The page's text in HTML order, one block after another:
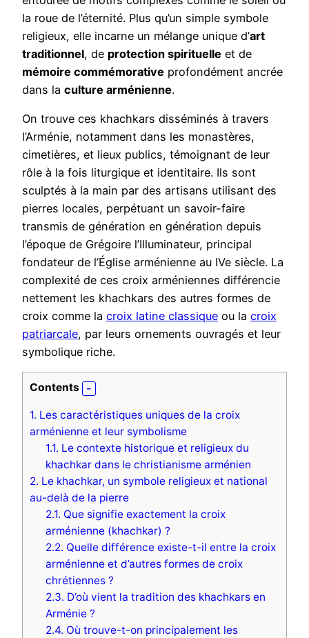
la roue de l’éternité. Plus qu’un simple symbole
religieux, elle incarne un mélange unique d’art
traditionnel, de protection spirituelle et de
mémoire commémorative profondément ancrée
dans la culture arménienne.
On trouve ces khachkars disséminés à travers
l’Arménie, notamment dans les monastères,
cimetières, et lieux publics, témoignant de leur
rôle à la fois liturgique et identitaire. Ils sont
sculptés à la main par des artisans utilisant des
pierres locales, perpétuant un savoir-faire
transmis de génération en génération depuis
l’époque de Grégoire l’Illuminateur, principal
fondateur de l’Église arménienne au IVe siècle. La
complexité de ces croix arméniennes différencie
nettement les khachkars des autres formes de
croix comme la croix latine classique ou la croix
patriarcale, par leurs ornements ouvragés et leur
symbolique riche.
Contents
1. Les caractéristiques uniques de la croix
arménienne et leur symbolisme
1.1. Le contexte historique et religieux du
khachkar dans le christianisme arménien
2. Le khachkar, un symbole religieux et national
au-delà de la pierre
2.1. Que signifie exactement la croix
arménienne (khachkar) ?
2.2. Quelle différence existe-t-il entre la croix
arménienne et d’autres formes de croix
chrétiennes ?
2.3. D’où vient la tradition des khachkars en
Arménie ?
2.4. Où trouve-t-on principalement les